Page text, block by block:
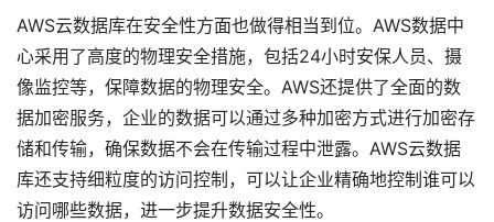
AWS云数据库在安全性方面也做得相当到位。AWS数据中
心采用了高度的物理安全措施，包括24小时安保人员、摄
像监控等，保障数据的物理安全。AWS还提供了全面的数
据加密服务，企业的数据可以通过多种加密方式进行加密存
储和传输，确保数据不会在传输过程中泄露。AWS云数据
库还支持细粒度的访问控制，可以让企业精确地控制谁可以
访问哪些数据，进一步提升数据安全性。